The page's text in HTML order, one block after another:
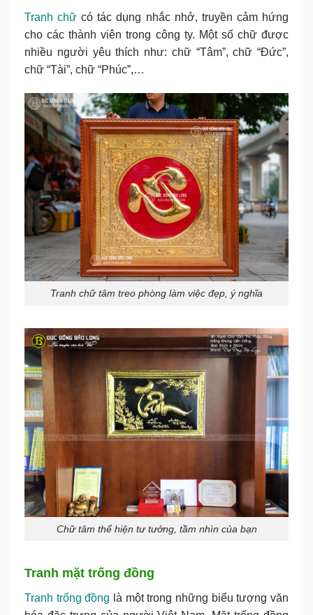
Tranh chữ có tác dụng nhắc nhở, truyền cảm hứng
cho các thành viên trong công ty. Một số chữ được
nhiều người yêu thích như: chữ “Tâm”, chữ “Đức”,
chữ “Tài”, chữ “Phúc”,…
Tranh chữ tâm treo phòng làm việc đẹp, ý nghĩa
Chữ tâm thể hiện tư tưởng, tầm nhìn của bạn
Tranh mặt trống đồng
Tranh trống đồng là một trong những biểu tượng văn